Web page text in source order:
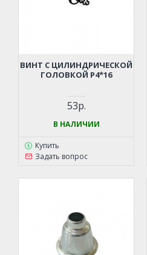
ВИНТ С ЦИЛИНДРИЧЕСКОЙ
ГОЛОВКОЙ Р4*16
53р.
В НАЛИЧИИ
Купить
Задать вопрос